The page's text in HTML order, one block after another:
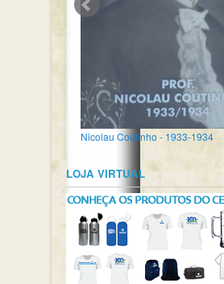
Nicolau Coutinho - 1933-1934
LOJA VIRTUAL